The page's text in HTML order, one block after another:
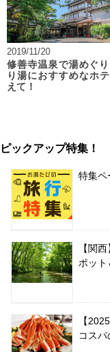
2019/11/20
修善寺温泉で湯めぐ
り湯におすすめなホ
えて！
ピックアップ特集！
特集ペ
【関
ポット
【
コス